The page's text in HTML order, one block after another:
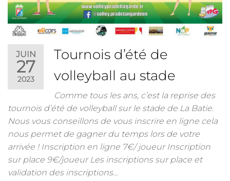
JUIN
27
2023
Tournois d’été de
volleyball au stade
Comme tous les ans, c’est la reprise des
tournois d’été de volleyball sur le stade de La Batie.
Nous vous conseillons de vous inscrire en ligne cela
nous permet de gagner du temps lors de votre
arrivée ! Inscription en ligne 7€/ joueur Inscription
sur place 9€/joueur Les inscriptions sur place et
validation des inscriptions…